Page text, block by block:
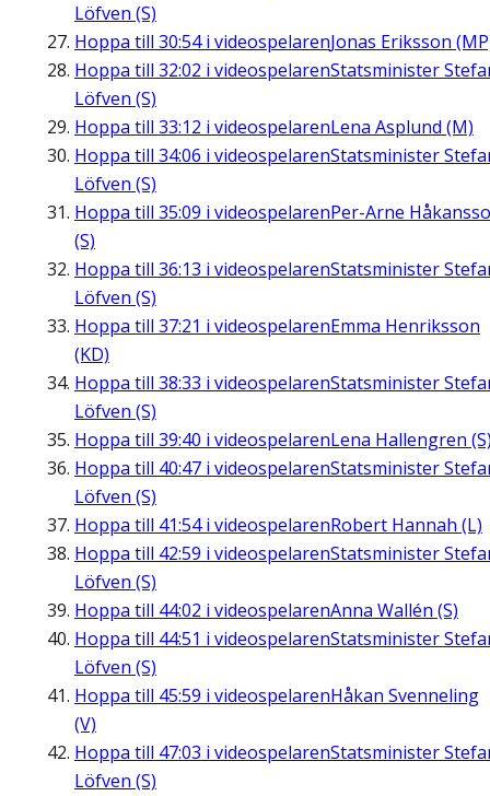
Löfven (S)
Hoppa till 30:54i videospelarenJonas Eriksson
Hoppa till 32:02 i videospelarenStatsminister
Löfven (S)
Hoppa till 33:12 i videospelarenLena Asplund (M)
Hoppa till 34:06 i videospelarenStatsminister
Löfven (S)
Hoppa till 35:09 i videospelarenPer-Arne
(S)
Hoppa till 36:13 i videospelarenStatsminister
Löfven (S)
Hoppa till 37:21 i videospelarenEmma Henriksson
(KD)
Hoppa till 38:33 i videospelarenStatsminister
Löfven (S)
Hoppa till 39:40 i videospelarenLena Hallengren
Hoppa till 40:47 i videospelarenStatsminister
Löfven (S)
Hoppa till 41:54i videospelarenRobert Hannah (L)
Hoppa till 42:59 i videospelarenStatsminister
Löfven (S)
Hoppa till 44:02 i videospelarenAnna Wallén (S)
Hoppa till 44:51 i videospelarenStatsminister
Löfven (S)
Hoppa till 45:59 i videospelarenHåkan Svenneling
(V)
Hoppa till 47:03 i videospelarenStatsminister
Löfven (S)